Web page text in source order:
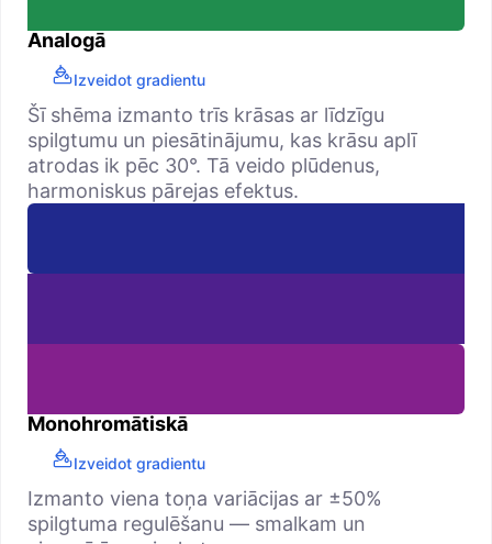
Analogā
Izveidot gradientu
Šī shēma izmanto trīs krāsas ar līdzīgu
spilgtumu un piesātinājumu, kas krāsu aplī
atrodas ik pēc 30°. Tā veido plūdenus,
harmoniskus pārejas efektus.
Monohromātiskā
Izveidot gradientu
Izmanto viena toņa variācijas ar ±50%
spilgtuma regulēšanu — smalkam un